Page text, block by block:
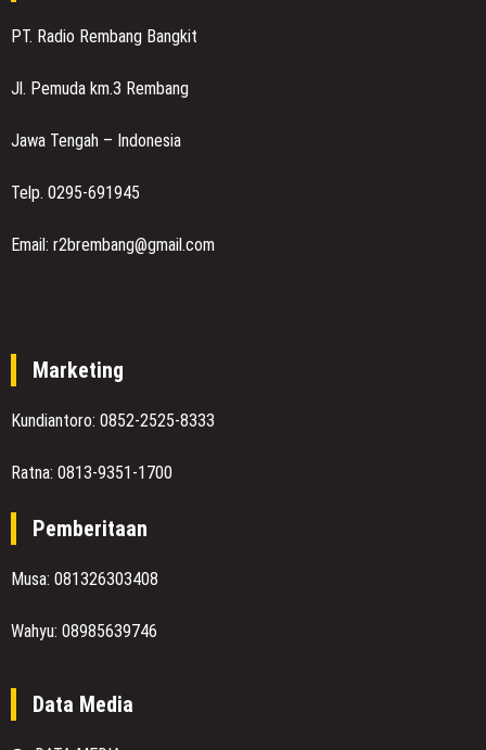
PT. Radio Rembang Bangkit
Jl. Pemuda km.3 Rembang
Jawa Tengah – Indonesia
Telp. 0295-691945
Email: r2brembang@gmail.com
Marketing
Kundiantoro: 0852-2525-8333
Ratna: 0813-9351-1700
Pemberitaan
Musa: 081326303408
Wahyu: 08985639746
Data Media